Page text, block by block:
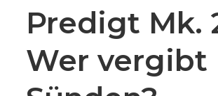
Predigt Mk.
Wer vergibt